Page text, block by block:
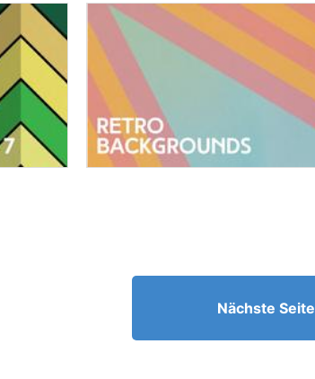
Nächste Seite